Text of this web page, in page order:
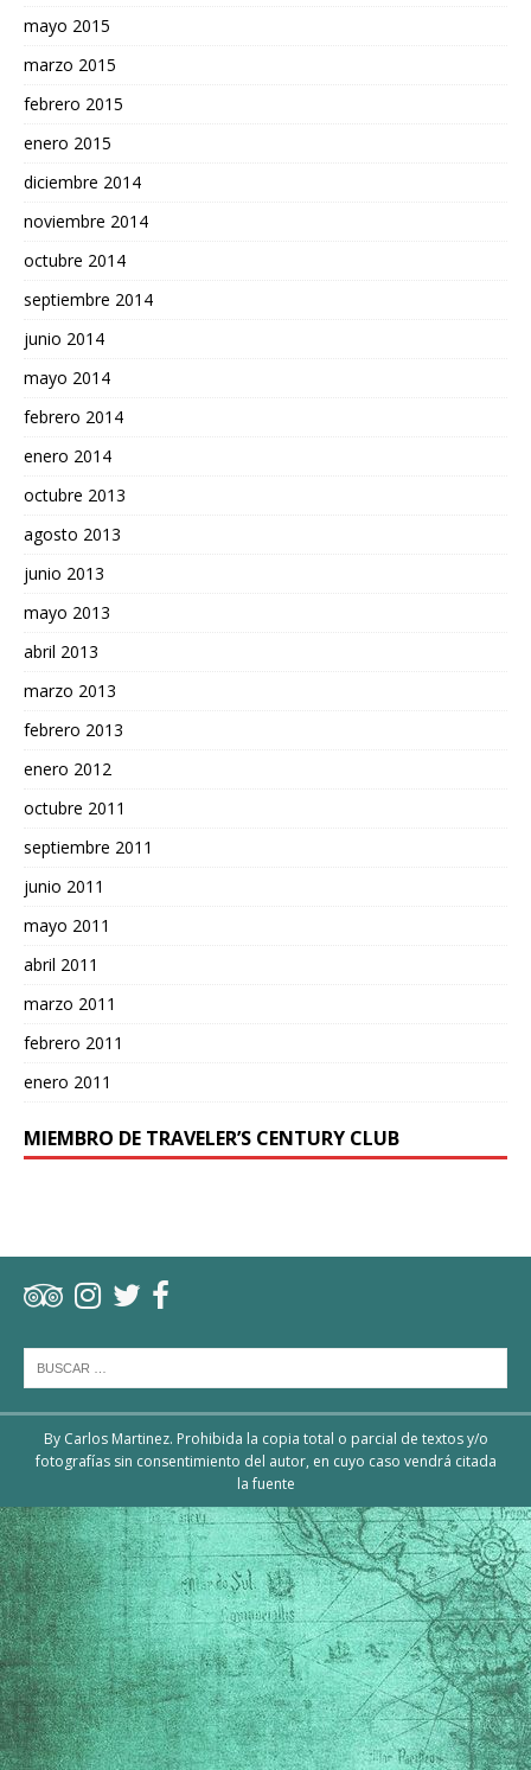
mayo 2015
marzo 2015
febrero 2015
enero 2015
diciembre 2014
noviembre 2014
octubre 2014
septiembre 2014
junio 2014
mayo 2014
febrero 2014
enero 2014
octubre 2013
agosto 2013
junio 2013
mayo 2013
abril 2013
marzo 2013
febrero 2013
enero 2012
octubre 2011
septiembre 2011
junio 2011
mayo 2011
abril 2011
marzo 2011
febrero 2011
enero 2011
MIEMBRO DE TRAVELER’S CENTURY CLUB
By Carlos Martinez. Prohibida la copia total o parcial de textos y/o
fotografías sin consentimiento del autor, en cuyo caso vendrá citada
la fuente